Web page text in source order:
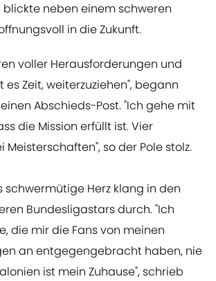
neben einem schweren
in die Zukunft.
voller Herausforderungen und
es Zeit, weiterzuziehen", begann
Abschieds-Post. "Ich gehe mit
die Mission erfüllt ist. Vier
Meisterschaften", so der Pole stolz.
schwermütige Herz klang in den
Bundesligastars durch. "Ich
die mir die Fans von meinen
an entgegengebracht haben, nie
ist mein Zuhause", schrieb